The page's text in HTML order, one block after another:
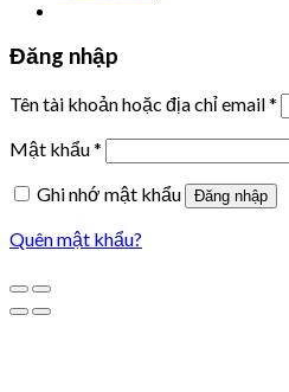
Đăng nhập
Tên tài khoản hoặc địa chỉ email*
Mật khẩu*
Ghi nhớ mật khẩu
Đăng nhập
Quên mật khẩu?